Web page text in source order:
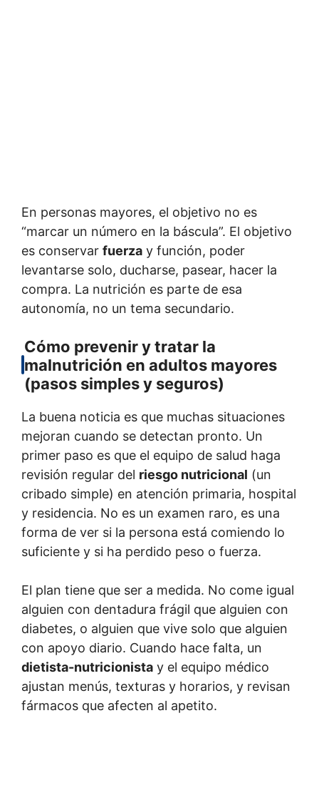
En personas mayores, el objetivo no es
“marcar un número en la báscula”. El objetivo
es conservar fuerza y función, poder
levantarse solo, ducharse, pasear, hacer la
compra. La nutrición es parte de esa
autonomía, no un tema secundario.
Cómo prevenir y tratar la
malnutrición en adultos mayores
(pasos simples y seguros)
La buena noticia es que muchas situaciones
mejoran cuando se detectan pronto. Un
primer paso es que el equipo de salud haga
revisión regular del riesgo nutricional (un
cribado simple) en atención primaria, hospital
y residencia. No es un examen raro, es una
forma de ver si la persona está comiendo lo
suficiente y si ha perdido peso o fuerza.
El plan tiene que ser a medida. No come igual
alguien con dentadura frágil que alguien con
diabetes, o alguien que vive solo que alguien
con apoyo diario. Cuando hace falta, un
dietista-nutricionista y el equipo médico
ajustan menús, texturas y horarios, y revisan
fármacos que afecten al apetito.